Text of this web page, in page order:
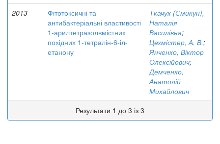
2013
Фітотоксичні та
антибактеріальні властивості
1-арилтетразолвмістних
похідних 1-тетралін-6-іл-
етанону
Ткачук (Смикун),
Наталія
Василівна;
Цехмістер, А. В.;
Янченко, Віктор
Олексійович;
Демченко,
Анатолій
Михайлович
Результати 1 до 3 із 3